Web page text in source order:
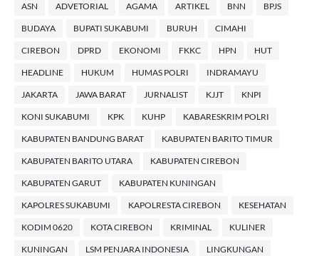
ASN ADVETORIAL AGAMA ARTIKEL BNN BPJS
BUDAYA BUPATI SUKABUMI BURUH CIMAHI
CIREBON DPRD EKONOMI FKKC HPN HUT
HEADLINE HUKUM HUMAS POLRI INDRAMAYU
JAKARTA JAWA BARAT JURNALIST KJJT KNPI
KONI SUKABUMI KPK KUHP KABARESKRIM POLRI
KABUPATEN BANDUNG BARAT KABUPATEN BARITO TIMUR
KABUPATEN BARITO UTARA KABUPATEN CIREBON
KABUPATEN GARUT KABUPATEN KUNINGAN
KAPOLRES SUKABUMI KAPOLRESTA CIREBON KESEHATAN
KODIM 0620 KOTA CIREBON KRIMINAL KULINER
KUNINGAN LSM PENJARA INDONESIA LINGKUNGAN